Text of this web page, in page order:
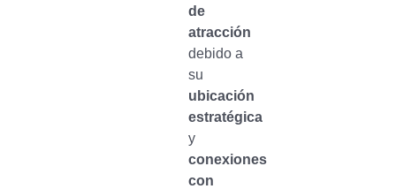
de
atracción
debido a
su
ubicación
estratégica
y
conexiones
con